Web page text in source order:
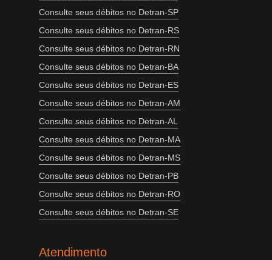
Consulte seus débitos no Detran-SP
Consulte seus débitos no Detran-RS
Consulte seus débitos no Detran-RN
Consulte seus débitos no Detran-BA
Consulte seus débitos no Detran-ES
Consulte seus débitos no Detran-AM
Consulte seus débitos no Detran-AL
Consulte seus débitos no Detran-MA
Consulte seus débitos no Detran-MS
Consulte seus débitos no Detran-PB
Consulte seus débitos no Detran-RO
Consulte seus débitos no Detran-SE
Atendimento